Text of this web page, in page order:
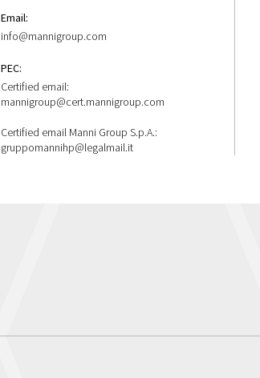
Email:
info@mannigroup.com
PEC:
Certified email:
mannigroup@cert.mannigroup.com
Certified email Manni Group S.p.A.:
gruppomannihp@legalmail.it